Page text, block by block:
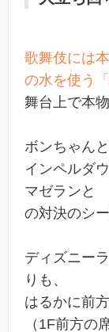
歌舞伎には
の水を使う「
舞台上で本
ボンちゃん
インペルダ
マゼランと
の対決のシー
ディズニー
りも、
はるかに前
（1F前方の